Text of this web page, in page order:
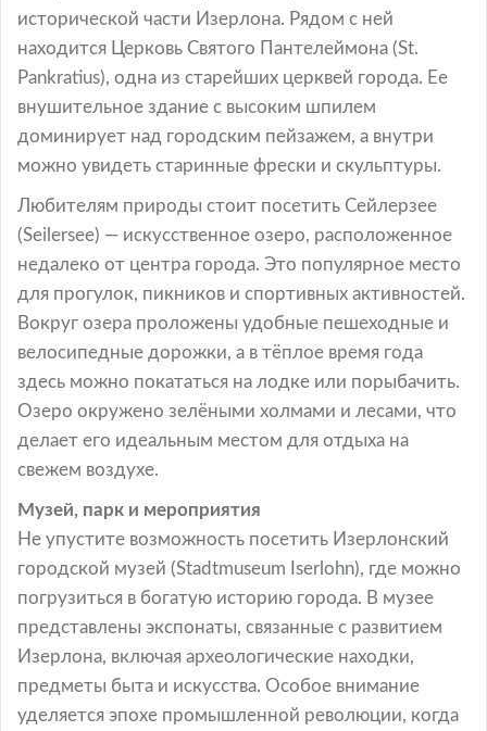
исторической части Изерлона. Рядом с ней
находится Церковь Святого Пантелеймона (St.
Pankratius), одна из старейших церквей города. Ее
внушительное здание с высоким шпилем
доминирует над городским пейзажем, а внутри
можно увидеть старинные фрески и скульптуры.
Любителям природы стоит посетить Сейлерзее
(Seilersee) — искусственное озеро, расположенное
недалеко от центра города. Это популярное место
для прогулок, пикников и спортивных активностей.
Вокруг озера проложены удобные пешеходные и
велосипедные дорожки, а в тёплое время года
здесь можно покататься на лодке или порыбачить.
Озеро окружено зелёными холмами и лесами, что
делает его идеальным местом для отдыха на
свежем воздухе.
Музей, парк и мероприятия
Не упустите возможность посетить Изерлонский
городской музей (Stadtmuseum Iserlohn), где можно
погрузиться в богатую историю города. В музее
представлены экспонаты, связанные с развитием
Изерлона, включая археологические находки,
предметы быта и искусства. Особое внимание
уделяется эпохе промышленной революции, когда